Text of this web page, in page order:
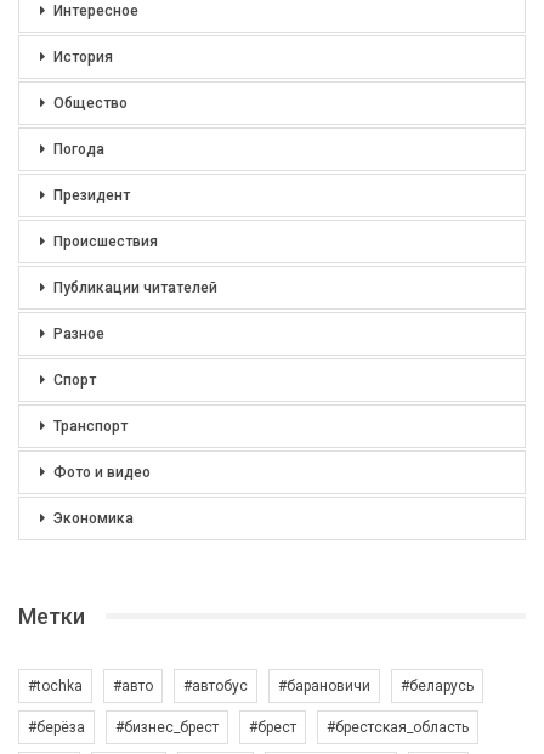
Интересное
История
Общество
Погода
Президент
Происшествия
Публикации читателей
Разное
Спорт
Транспорт
Фото и видео
Экономика
Метки
#tochka #авто #автобус #барановичи #беларусь
#берёза #бизнес_брест #брест #брестская_область